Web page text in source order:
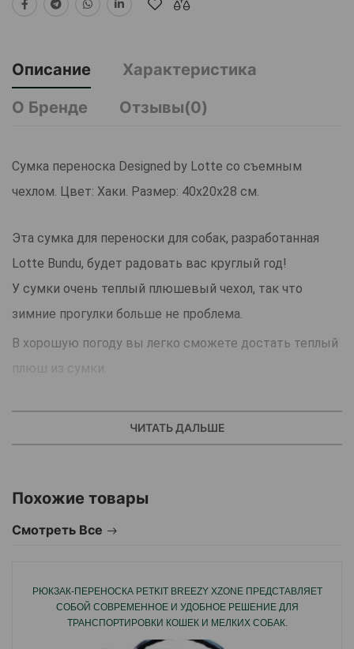
Описание
Характеристика
О Бренде
Отзывы(0)
Сумка переноска Designed by Lotte со съемным
чехлом. Цвет: Хаки. Размер: 40x20x28 см.
Эта сумка для переноски для собак, разработанная
Lotte Bundu, будет радовать вас круглый год!
У сумки очень теплый плюшевый чехол, так что
зимние прогулки больше не проблема.
В хорошую погоду вы легко сможете достать теплый
плюш из сумки.
Для зимы и лета.
Максимальная грузоподъемность 7 кг.
Страна производитель: Нидерланды.
ЧИТАТЬ ДАЛЬШЕ
Похожие товары
Смотреть Все
РЮКЗАК-ПЕРЕНОСКА PETKIT BREEZY XZONE ПРЕДСТАВЛЯЕТ
СОБОЙ СОВРЕМЕННОЕ И УДОБНОЕ РЕШЕНИЕ ДЛЯ
ТРАНСПОРТИРОВКИ КОШЕК И МЕЛКИХ СОБАК.